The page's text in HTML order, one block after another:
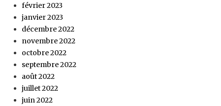
février 2023
janvier 2023
décembre 2022
novembre 2022
octobre 2022
septembre 2022
août 2022
juillet 2022
juin 2022